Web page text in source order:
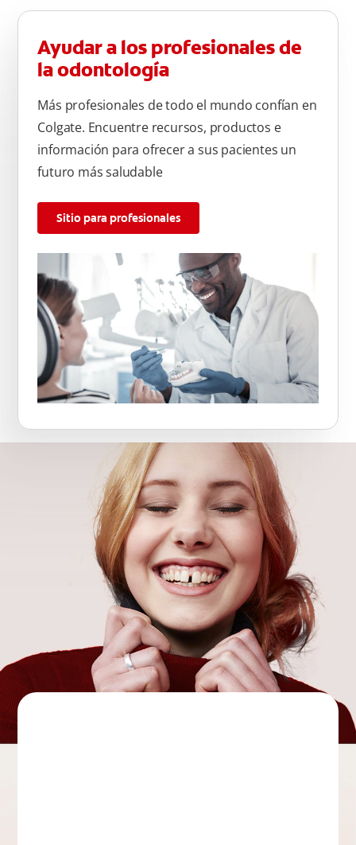
Ayudar a los profesionales de
la odontología
Más profesionales de todo el mundo confían en
Colgate. Encuentre recursos, productos e
información para ofrecer a sus pacientes un
futuro más saludable
Sitio para profesionales